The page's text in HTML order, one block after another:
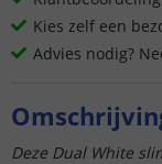
Kies zelf een
Advies nodig?
Deze Dual White